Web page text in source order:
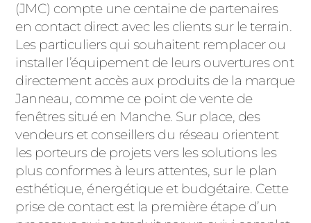
(JMC) compte une centaine de partenaires
en contact direct avec les clients sur le terrain.
Les particuliers qui souhaitent remplacer ou
installer l’équipement de leurs ouvertures ont
directement accès aux produits de la marque
Janneau, comme ce point de vente de
fenêtres situé en Manche. Sur place, des
vendeurs et conseillers du réseau orientent
les porteurs de projets vers les solutions les
plus conformes à leurs attentes, sur le plan
esthétique, énergétique et budgétaire. Cette
prise de contact est la première étape d’un